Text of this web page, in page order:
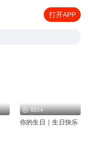
打开APP
8834
你的生日｜生日快乐